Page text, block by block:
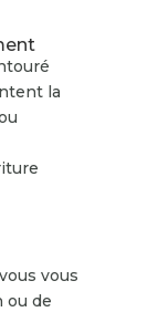
la
vous
ou de